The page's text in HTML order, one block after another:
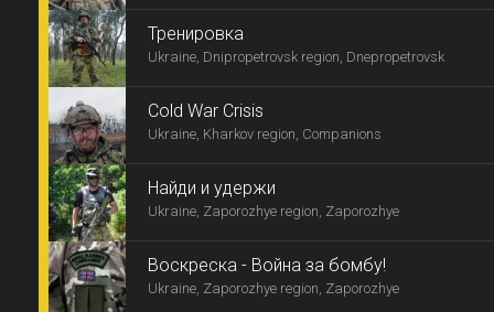
Тренировка
Ukraine, Dnipropetrovsk region, Dnepropetrovsk
Cold War Crisis
Ukraine, Kharkov region, Companions
Найди и удержи
Ukraine, Zaporozhye region, Zaporozhye
Воскреска - Война за бомбу!
Ukraine, Zaporozhye region, Zaporozhye